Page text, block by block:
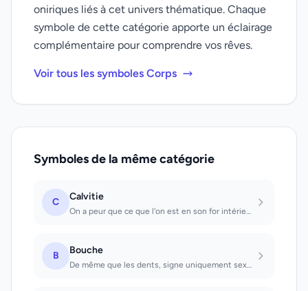
oniriques liés à cet univers thématique. Chaque
symbole de cette catégorie apporte un éclairage
complémentaire pour comprendre vos rêves.
Voir tous les symboles Corps
Symboles de la même catégorie
C Calvitie
On a peur que ce que l'on est en son for intérieur soit révélé.
B Bouche
De même que les dents, signe uniquement sexuel de puissance chez l'homme et la f...